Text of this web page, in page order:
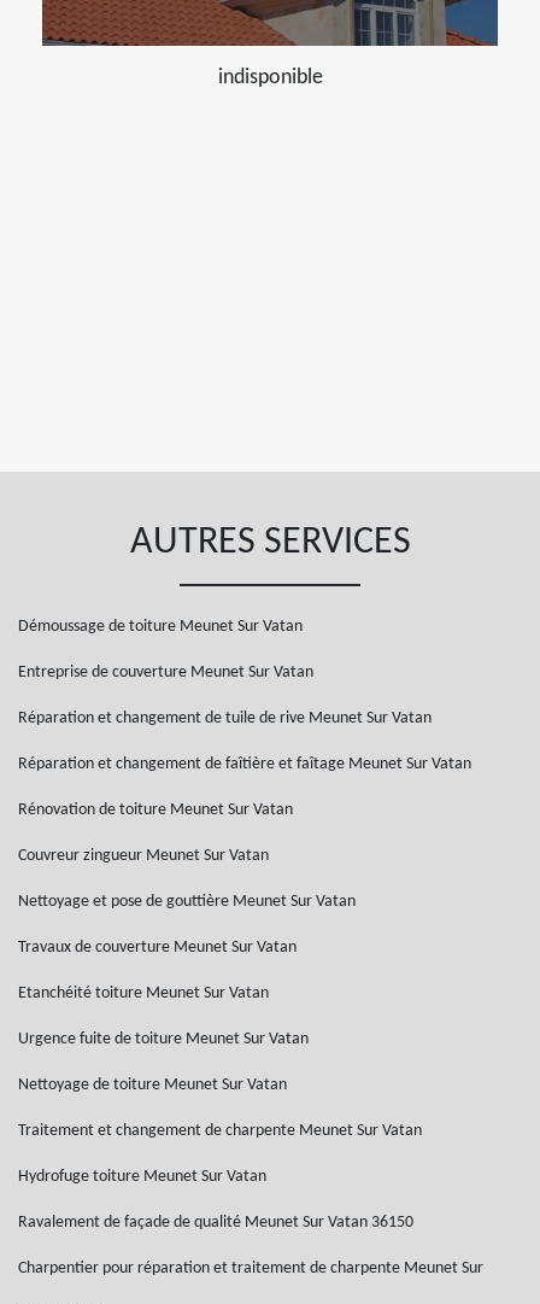
indisponible
AUTRES SERVICES
Démoussage de toiture Meunet Sur Vatan
Entreprise de couverture Meunet Sur Vatan
Réparation et changement de tuile de rive Meunet Sur Vatan
Réparation et changement de faîtière et faîtage Meunet Sur Vatan
Rénovation de toiture Meunet Sur Vatan
Couvreur zingueur Meunet Sur Vatan
Nettoyage et pose de gouttière Meunet Sur Vatan
Travaux de couverture Meunet Sur Vatan
Etanchéité toiture Meunet Sur Vatan
Urgence fuite de toiture Meunet Sur Vatan
Nettoyage de toiture Meunet Sur Vatan
Traitement et changement de charpente Meunet Sur Vatan
Hydrofuge toiture Meunet Sur Vatan
Ravalement de façade de qualité Meunet Sur Vatan 36150
Charpentier pour réparation et traitement de charpente Meunet Sur